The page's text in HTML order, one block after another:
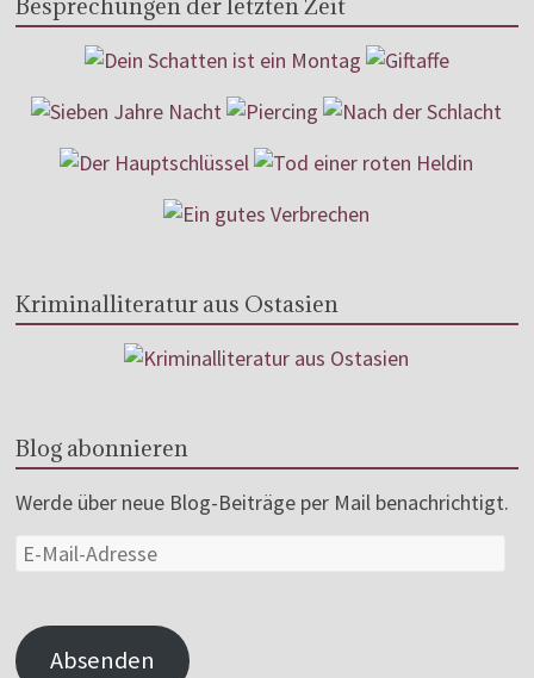
Besprechungen der letzten Zeit
Kriminalliteratur aus Ostasien
Blog abonnieren
Werde über neue Blog-Beiträge per Mail benachrichtigt.
Absenden